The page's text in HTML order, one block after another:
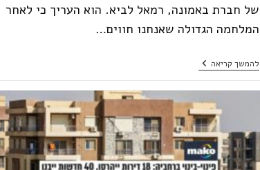
של חברת באמונה, רמאל לביא. הוא העריך כי לאחר
המלחמה הגדולה שאנחנו חווים…
להמשך קריאה חברת
באמונה:
צפוי
להתפוצץ
אחרי
המלחמה"